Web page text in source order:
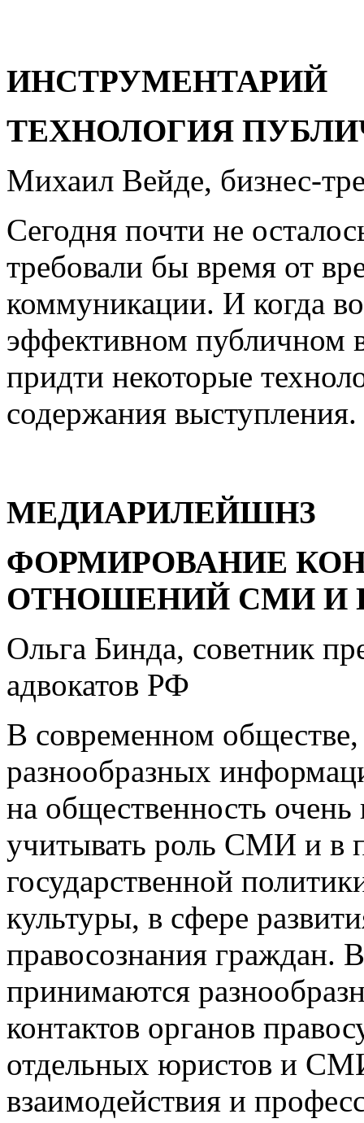
ИНСТРУМЕНТАРИЙ
ТЕХНОЛОГИЯ
Михаил Вейде, бизнес-
Сегодня почти не
требовали бы время от
коммуникации. И когда
эффективном публичном
придти некоторые
содержания выступления.
МЕДИАРИЛЕЙШНЗ
ФОРМИРОВАНИЕ
ОТНОШЕНИЙ СМИ И
Ольга Бинда, советник
адвокатов РФ
В современном
разнообразных
на общественность
учитывать роль СМИ и в
государственной
культуры, в сфере
правосознания граждан.
принимаются
контактов органов
отдельных юристов и
взаимодействия и